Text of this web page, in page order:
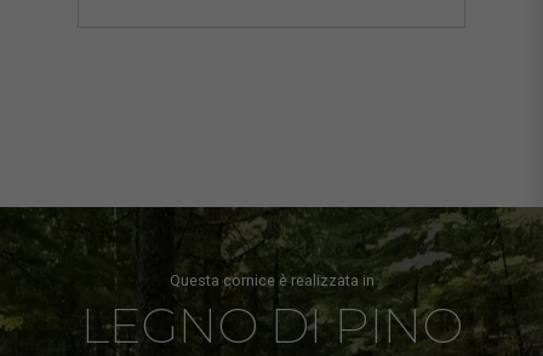
Questa cornice è realizzata in
LEGNO DI PINO